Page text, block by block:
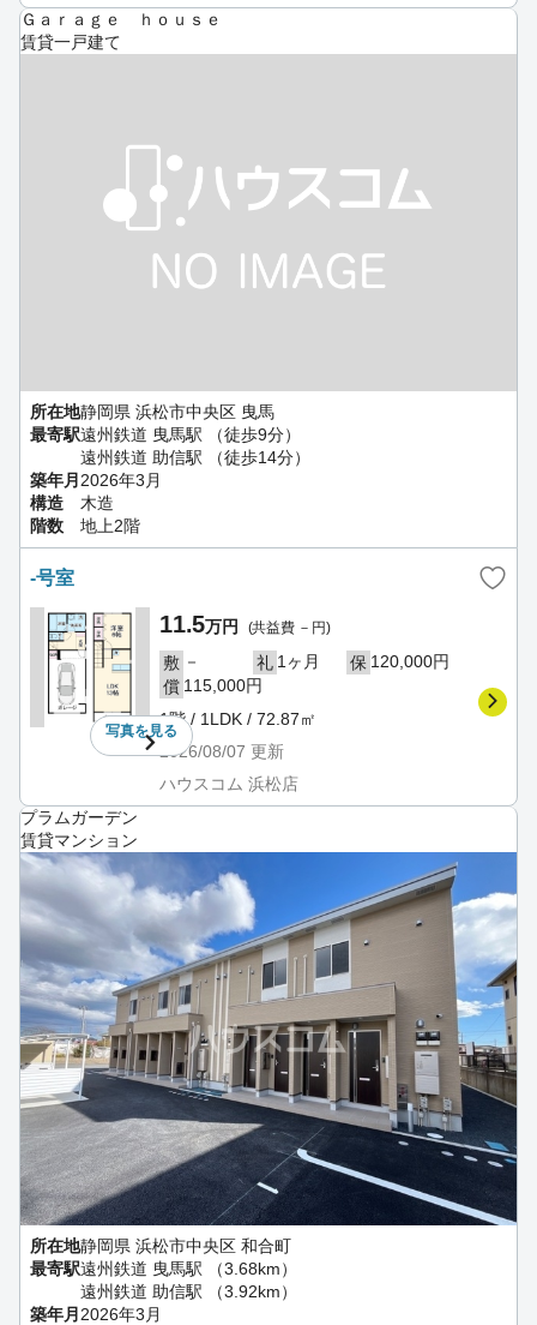
Ｇａｒａｇｅ ｈｏｕｓｅ
賃貸一戸建て
所在地静岡県 浜松市中央区 曳馬
最寄駅遠州鉄道 曳馬駅 （徒歩9分）
遠州鉄道 助信駅 （徒歩14分）
築年月 2026年3月
構造
木造
階数
地上2階
-号室
写真を見る
11.5万円 (共益費 －円)
敷 － 礼 1ヶ月 保 120,000円
償 115,000円
1階 / 1LDK / 72.87㎡
2026/08/07 更新
ハウスコム 浜松店
プラムガーデン
賃貸マンション
所在地静岡県 浜松市中央区 和合町
最寄駅遠州鉄道 曳馬駅 （3.68km）
遠州鉄道 助信駅 （3.92km）
築年月2026年3月